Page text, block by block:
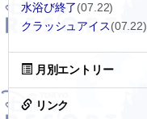
水浴び終了(07.22)
クラッシュアイス(07.22)
月別エントリー
リンク